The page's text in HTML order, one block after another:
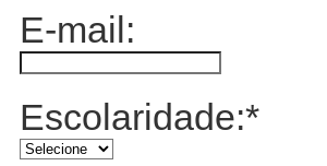
E-mail:
Escolaridade:*